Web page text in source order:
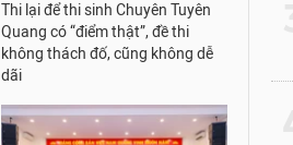
Thi lại để thi sinh Chuyên Tuyên
Quang có “điểm thật”, đề thi
không thách đố, cũng không dễ
dãi